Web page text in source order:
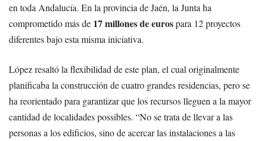
en toda Andalucía. En la provincia de Jaén, la Junta ha
comprometido más de 17 millones de eurospara 12 proyectos
diferentes bajo esta misma iniciativa.
López resaltó la flexibilidad de este plan, el cual originalmente
planificaba la construcción de cuatro grandes residencias, pero se
ha reorientado para garantizar que los recursos lleguen a la mayor
cantidad de localidades possibles. “No se trata de llevar a las
personas a los edificios, sino de acercar las instalaciones a las